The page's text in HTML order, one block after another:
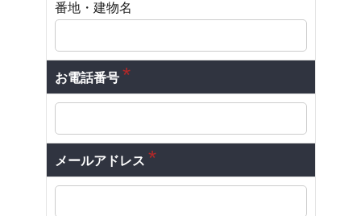
番地・建物名
お電話番号 *
メールアドレス *